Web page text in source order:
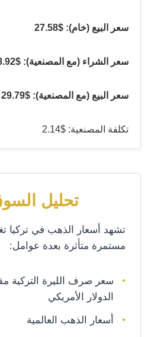
سعر البيع (خام): $27.58
سعر الشراء (مع المصنعية): $28.92
سعر البيع (مع المصنعية): $29.79
تكلفة المصنعية: $2.14
تحليل
تشهد أسعار الذهب في تركيا
مستمرة متأثرة بعدة عوامل:
سعر صرف الليرة التركية
الدولار الأمريكي
أسعار الذهب العالمية